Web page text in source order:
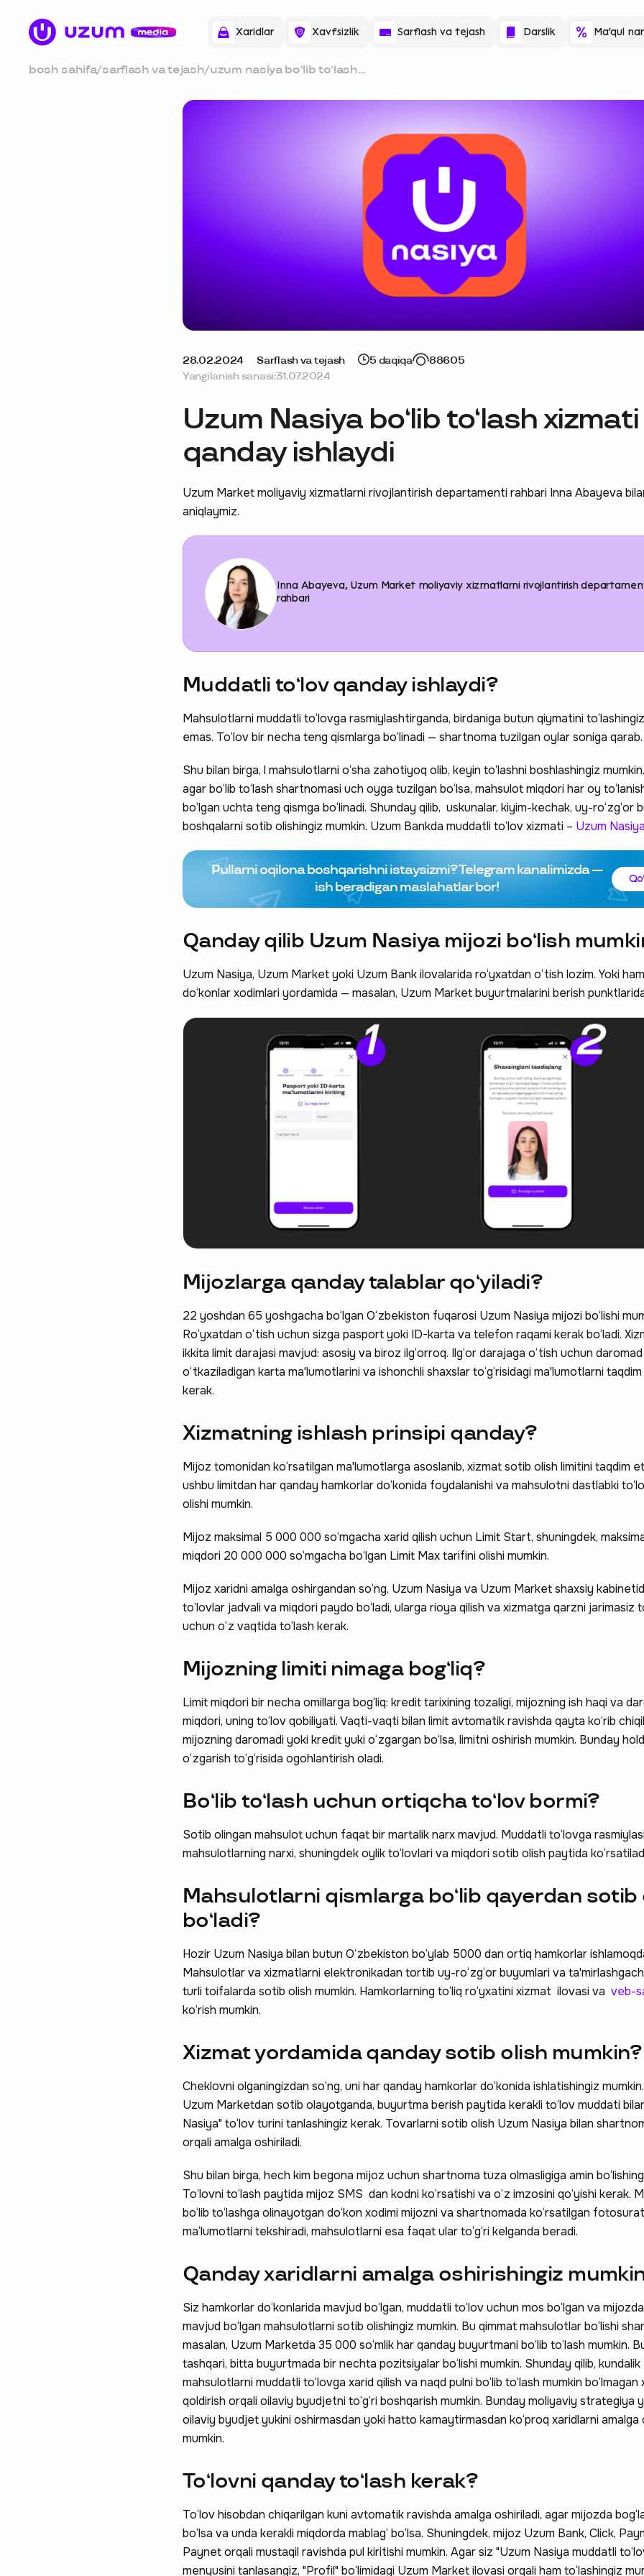
Xaridlar Xavfsizlik Sarflash va tejash Darslik Ma'qul
bosh sahifa/sarflash va tejash/uzum nasiya bo‘lib to‘lash
28.02.2024 Sarflash va tejash 5 daqiqa
88605
Yangilanish sanasi:31.07.2024
Uzum Nasiya bo‘lib to‘lash xizmati
qanday ishlaydi
Uzum Market moliyaviy xizmatlarni rivojlantirish departamenti rahbari Inna Abayeva
aniqlaymiz.
Inna Abayeva, Uzum Market moliyaviy xizmatlarni rivojlantirish
rahbari
Muddatli to‘lov qanday ishlaydi?
Mahsulotlarni muddatli to‘lovga rasmiylashtirganda, birdaniga butun qiymatini
emas. To‘lov bir necha teng qismlarga bo‘linadi — shartnoma tuzilgan oylar soniga qarab.
Shu bilan birga, l mahsulotlarni o‘sha zahotiyoq olib, keyin to‘lashni boshlashingiz
agar bo‘lib to‘lash shartnomasi uch oyga tuzilgan bo‘lsa, mahsulot miqdori har oy
bo‘lgan uchta teng qismga bo‘linadi. Shunday qilib, uskunalar, kiyim-kechak, uy-ro‘zg‘or
boshqalarni sotib olishingiz mumkin. Uzum Bankda muddatli to‘lov xizmati – Uzum Nasiya
Pullarni oqilona boshqarishni istaysizmi? Telegram kanalimizda —
ish beradigan maslahatlar bor!
Qanday qilib Uzum Nasiya mijozi bo‘lish
Uzum Nasiya, Uzum Market yoki Uzum Bank ilovalarida ro‘yxatdan o‘tish lozim. Yoki
do‘konlar xodimlari yordamida — masalan, Uzum Market buyurtmalarini berish
Mijozlarga qanday talablar qo‘yiladi?
22 yoshdan 65 yoshgacha bo‘lgan O‘zbekiston fuqarosi Uzum Nasiya mijozi bo‘lishi
Ro‘yxatdan o‘tish uchun sizga pasport yoki ID-karta va telefon raqami kerak bo‘ladi.
ikkita limit darajasi mavjud: asosiy va biroz ilg‘orroq. Ilg‘or darajaga o‘tish uchun daromad
o‘tkaziladigan karta ma'lumotlarini va ishonchli shaxslar to‘g‘risidagi ma'lumotlarni
kerak.
Xizmatning ishlash prinsipi qanday?
Mijoz tomonidan ko‘rsatilgan ma'lumotlarga asoslanib, xizmat sotib olish limitini taqdim
ushbu limitdan har qanday hamkorlar do‘konida foydalanishi va mahsulotni dastlabki
olishi mumkin.
Mijoz maksimal 5 000 000 so‘mgacha xarid qilish uchun Limit Start, shuningdek,
miqdori 20 000 000 so‘mgacha bo‘lgan Limit Max tarifini olishi mumkin.
Mijoz xaridni amalga oshirgandan so‘ng, Uzum Nasiya va Uzum Market shaxsiy
to‘lovlar jadvali va miqdori paydo bo‘ladi, ularga rioya qilish va xizmatga qarzni jarimasiz
uchun o‘z vaqtida to‘lash kerak.
Mijozning limiti nimaga bog‘liq?
Limit miqdori bir necha omillarga bog‘liq: kredit tarixining tozaligi, mijozning ish haqi va
miqdori, uning to‘lov qobiliyati. Vaqti-vaqti bilan limit avtomatik ravishda qayta ko‘rib
mijozning daromadi yoki kredit yuki o‘zgargan bo‘lsa, limitni oshirish mumkin. Bunday
o‘zgarish to‘g‘risida ogohlantirish oladi.
Bo‘lib to‘lash uchun ortiqcha to‘lov bormi?
Sotib olingan mahsulot uchun faqat bir martalik narx mavjud. Muddatli to‘lovga
mahsulotlarning narxi, shuningdek oylik to‘lovlari va miqdori sotib olish paytida
Mahsulotlarni qismlarga bo‘lib qayerdan sotib
bo‘ladi?
Hozir Uzum Nasiya bilan butun O‘zbekiston bo‘ylab 5000 dan ortiq hamkorlar
Mahsulotlar va xizmatlarni elektronikadan tortib uy-ro‘zg‘or buyumlari va
turli toifalarda sotib olish mumkin. Hamkorlarning to‘liq ro‘yxatini xizmat ilovasi va veb-
ko‘rish mumkin.
Xizmat yordamida qanday sotib olish mumkin?
Cheklovni olganingizdan so‘ng, uni har qanday hamkorlar do‘konida ishlatishingiz
Uzum Marketdan sotib olayotganda, buyurtma berish paytida kerakli to‘lov muddati
Nasiya" to‘lov turini tanlashingiz kerak. Tovarlarni sotib olish Uzum Nasiya bilan
orqali amalga oshiriladi.
Shu bilan birga, hech kim begona mijoz uchun shartnoma tuza olmasligiga amin
To‘lovni to‘lash paytida mijoz SMS dan kodni ko‘rsatishi va o‘z imzosini qo‘yishi kerak.
bo‘lib to‘lashga olinayotgan do‘kon xodimi mijozni va shartnomada ko‘rsatilgan
ma‘lumotlarni tekshiradi, mahsulotlarni esa faqat ular to‘g‘ri kelganda beradi.
Qanday xaridlarni amalga oshirishingiz
Siz hamkorlar do‘konlarida mavjud bo‘lgan, muddatli to‘lov uchun mos bo‘lgan va
mavjud bo‘lgan mahsulotlarni sotib olishingiz mumkin. Bu qimmat mahsulotlar bo‘lishi
masalan, Uzum Marketda 35 000 so‘mlik har qanday buyurtmani bo‘lib to‘lash mumkin.
tashqari, bitta buyurtmada bir nechta pozitsiyalar bo‘lishi mumkin. Shunday qilib, kundalik
mahsulotlarni muddatli to‘lovga xarid qilish va naqd pulni bo‘lib to‘lash mumkin
qoldirish orqali oilaviy byudjetni to‘g‘ri boshqarish mumkin. Bunday moliyaviy strategiya
oilaviy byudjet yukini oshirmasdan yoki hatto kamaytirmasdan ko‘proq xaridlarni amalga
mumkin.
To‘lovni qanday to‘lash kerak?
To‘lov hisobdan chiqarilgan kuni avtomatik ravishda amalga oshiriladi, agar mijozda
bo‘lsa va unda kerakli miqdorda mablag‘ bo‘lsa. Shuningdek, mijoz Uzum Bank, Click,
Paynet orqali mustaqil ravishda pul kiritishi mumkin. Agar siz "Uzum Nasiya muddatli
menyusini tanlasangiz, "Profil" bo‘limidagi Uzum Market ilovasi orqali ham to‘lashingiz
so‘rovnomada qatnashing ❤️
boshlash